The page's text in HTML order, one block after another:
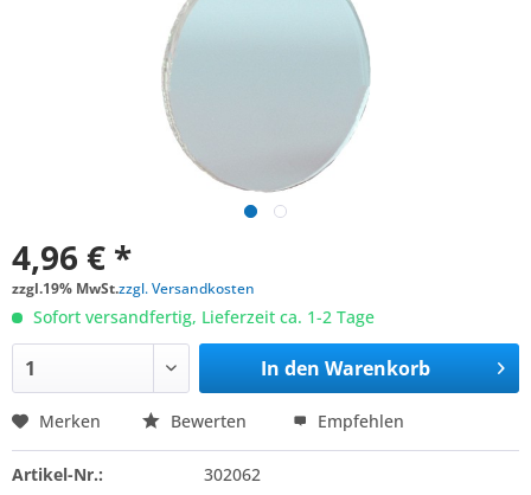
4,96 € *
zzgl.19% MwSt.zzgl. Versandkosten
Sofort versandfertig, Lieferzeit ca. 1-2 Tage
In den Warenkorb
Merken Bewerten Empfehlen
Artikel-Nr.: 302062